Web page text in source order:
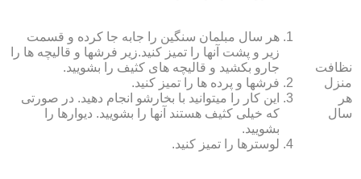
نظافت
منزل
هر
سال
هر سال مبلمان سنگین را جابه جا کرده و قسمت
زیر و پشت آنها را تمیز کنید.زیر فرش‏ها و قالیچه‏ ها را
جارو بکشید و قالیچه‏ های کثیف را بشویید.
فرش‏ها و پرده ‏ها را تمیز کنید.
این کار را می‏توانید با بخارشو انجام دهید. در صورتی
که خیلی کثیف هستند آنها را بشویید. دیوارها را
بشویید.
لوسترها را تمیز کنید.